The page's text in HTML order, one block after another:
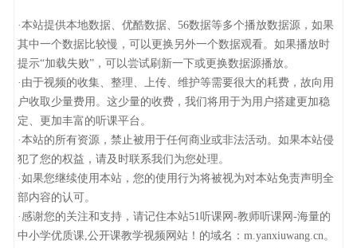
·本站提供本地数据、优酷数据、56数据等多个播放数据源，如果
其中一个数据比较慢，可以更换另外一个数据观看。如果播放时
提示“加载失败”，可以尝试刷新一下或更换数据源播放。
·由于视频的收集、整理、上传、维护等需要很大的耗费，故向用
户收取少量费用。这少量的收费，我们将用于为用户搭建更加稳
定、更加丰富的听课平台。
·本站的所有资源，禁止被用于任何商业或非法活动。如果本站侵
犯了您的权益，请及时联系我们为您处理。
·如果您继续使用本站，您的使用行为将被视为对本站免责声明全
部内容的认可。
·感谢您的关注和支持，请记住本站51听课网-教师听课网-海量的
中小学优质课,公开课教学视频网站！的域名：m.yanxiuwang.cn。